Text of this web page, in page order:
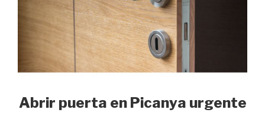
Abrir puerta en Picanya urgente